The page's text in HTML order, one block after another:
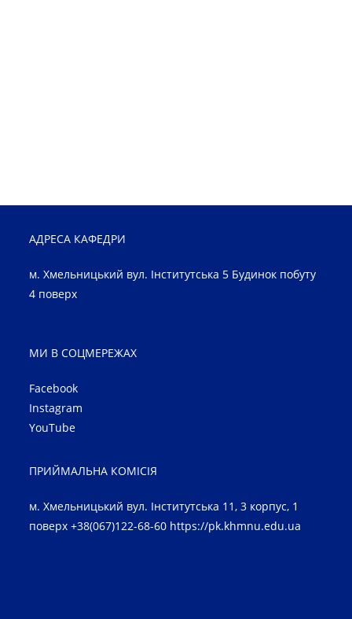
АДРЕСА КАФЕДРИ
м. Хмельницький вул. Інститутська 5 Будинок побуту
4 поверх
МИ В СОЦМЕРЕЖАХ
Facebook
Instagram
YouTube
ПРИЙМАЛЬНА КОМІСІЯ
м. Хмельницький вул. Інститутська 11, 3 корпус, 1
поверх +38(067)122-68-60 https://pk.khmnu.edu.ua